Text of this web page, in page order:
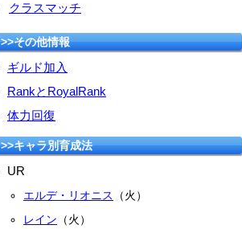
クラスマッチ
>>その他情報
ギルド加入
RankとRoyalRank
体力回復
>>キャラ別育成法
UR
エルデ・リオニス
（火）
レイン （火）